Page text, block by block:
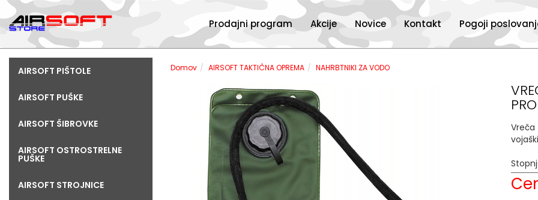
Prodajni program Akcije Novice Kontakt Pogoji
AIRSOFT PIŠTOLE
AIRSOFT PUŠKE
AIRSOFT ŠIBROVKE
AIRSOFT OSTROSTRELNE
PUŠKE
AIRSOFT STROJNICE
Domov AIRSOFT TAKTIČNA OPREMA NAHRBTNIKI ZA VODO
Vreča